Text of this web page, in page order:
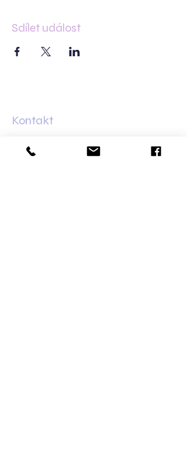
Sdílet událost
Kontakt
Minská 83